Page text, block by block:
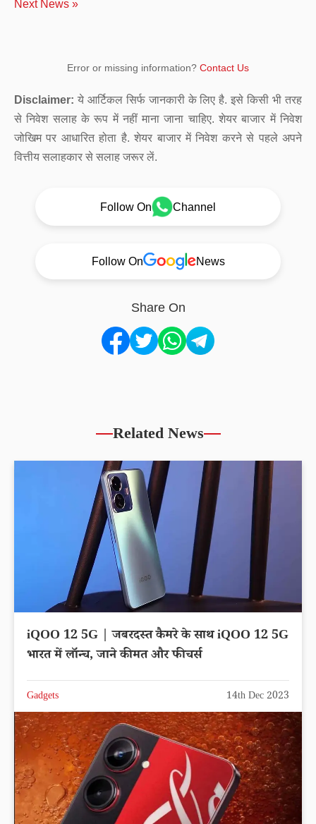
Next News »
Error or missing information? Contact Us
Disclaimer: ये आर्टिकल सिर्फ जानकारी के लिए है. इसे किसी भी तरह
से निवेश सलाह के रूप में नहीं माना जाना चाहिए. शेयर बाजार में निवेश
जोखिम पर आधारित होता है. शेयर बाजार में निवेश करने से पहले अपने
वित्तीय सलाहकार से सलाह जरूर लें.
Follow On Channel
Follow On News
Share On
Related News
iQOO 12 5G | जबरदस्त कैमरे के साथ iQOO 12 5G
भारत में लॉन्च, जाने कीमत और फीचर्स
Gadgets 14th Dec 2023